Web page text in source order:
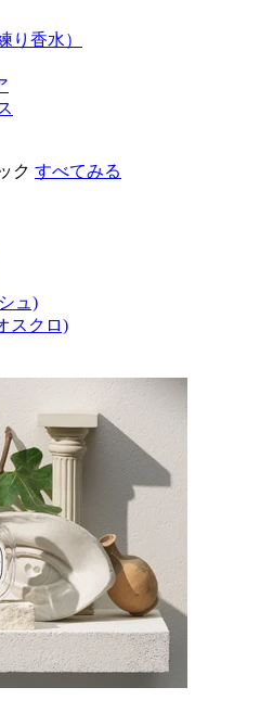
り香水）
ク すべてみる
ュ)
スクロ)